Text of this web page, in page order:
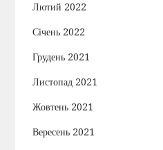
Лютий 2022
Січень 2022
Грудень 2021
Листопад 2021
Жовтень 2021
Вересень 2021